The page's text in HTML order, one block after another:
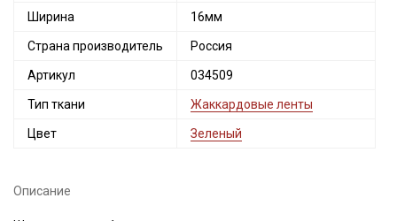
Ширина 16мм
Страна производитель Россия
Артикул 034509
Тип ткани Жаккардовые ленты
Цвет Зеленый
Описание